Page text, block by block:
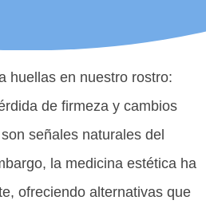
huellas en nuestro rostro:
de firmeza y cambios
señales naturales del
la medicina estética ha
ofreciendo alternativas que